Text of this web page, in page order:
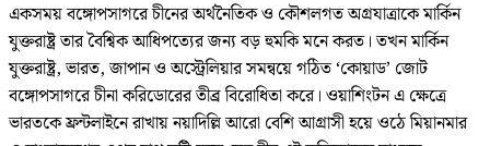
একসময় বঙ্গোপসাগরে চীনের অর্থনৈতিক ও কৌশলগত অগ্রযাত্রাকে মার্কিন
যুক্তরাষ্ট্র তার বৈশ্বিক আধিপত্যের জন্য বড় হুমকি মনে করত। তখন মার্কিন
যুক্তরাষ্ট্র, ভারত, জাপান ও অস্ট্রেলিয়ার সমন্বয়ে গঠিত ‘কোয়াড’ জোট
বঙ্গোপসাগরে চীনা করিডোরের তীব্র বিরোধিতা করে। ওয়াশিংটন এ ক্ষেত্রে
ভারতকে ফ্রন্টলাইনে রাখায় নয়াদিল্লি আরো বেশি আগ্রাসী হয়ে ওঠে মিয়ানমার